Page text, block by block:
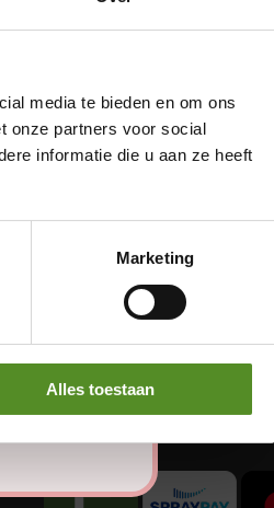
media te bieden en om ons
onze partners voor social
informatie die u aan ze heeft
Marketing
Alles toestaan